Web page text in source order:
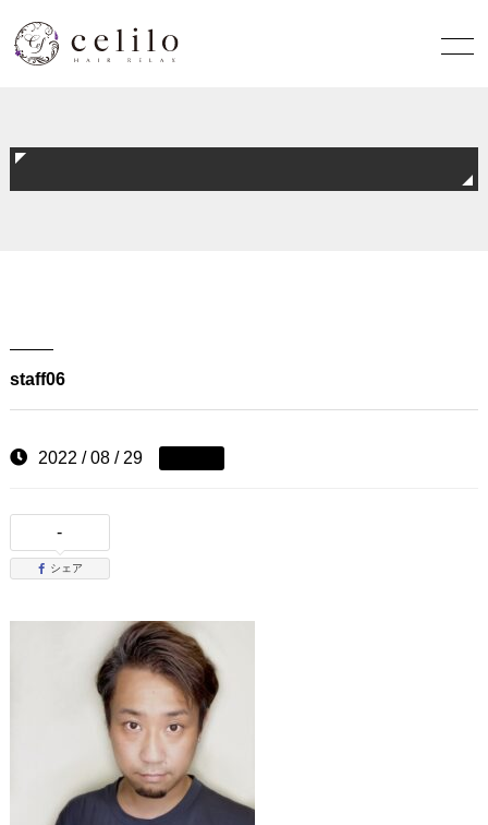
staff06
2022 / 08 / 29
-
シェア